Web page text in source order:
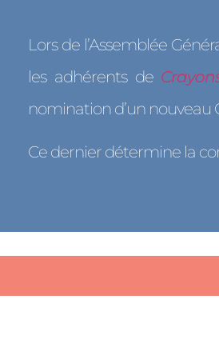
Lors de l’Assemblée
les adhérents de
nomination d’un nouveau
Ce dernier détermine la